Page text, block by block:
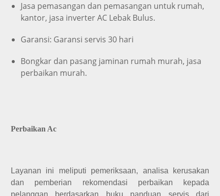
Jasa pemasangan dan pemasangan untuk rumah,
kantor, jasa inverter AC Lebak Bulus.
Garansi: Garansi servis 30 hari
Bongkar dan pasang jaminan rumah murah, jasa
perbaikan murah.
Perbaikan Ac
Layanan ini meliputi pemeriksaan, analisa kerusakan
dan pemberian rekomendasi perbaikan kepada
pelanggan berdasarkan buku panduan servis dari